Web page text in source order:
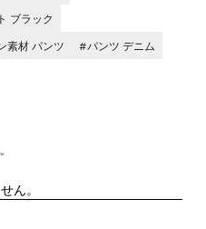
ブラック
素材 パンツ #パンツ デニム